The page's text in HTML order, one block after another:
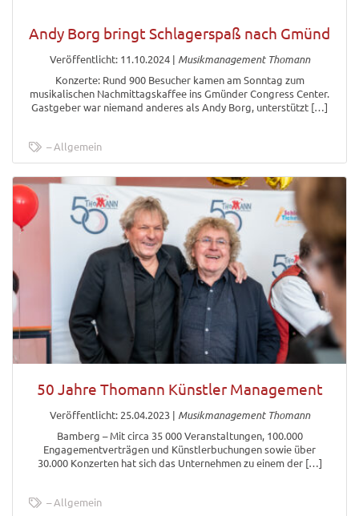
Andy Borg bringt Schlagerspaß nach Gmünd
Veröffentlicht: 11.10.2024| Musikmanagement Thomann
Konzerte: Rund 900 Besucher kamen am Sonntag zum
musikalischen Nachmittagskaffee ins Gmünder Congress Center.
Gastgeber war niemand anderes als Andy Borg, unterstützt […]
Allgemein
50 Jahre Thomann Künstler Management
Veröffentlicht: 25.04.2023| Musikmanagement Thomann
Bamberg – Mit circa 35 000 Veranstaltungen, 100.000
Engagementverträgen und Künstlerbuchungen sowie über
30.000 Konzerten hat sich das Unternehmen zu einem der […]
Allgemein